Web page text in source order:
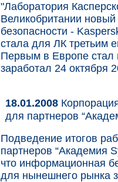
"Лаборатория
Великобритании
безопасности -
стала для ЛК третьим
Первым в Европе стал
заработал 24 октября
18.01.2008
для партнеров
Подведение итогов
партнеров “Академия
что информационная
для нынешнего рынка